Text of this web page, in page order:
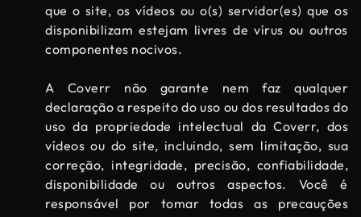
que o site, os vídeos ou o(s) servidor(es) que os
disponibilizam estejam livres de vírus ou outros
componentes nocivos.
A Coverr não garante nem faz qualquer
declaração a respeito do uso ou dos resultados do
uso da propriedade intelectual da Coverr, dos
vídeos ou do site, incluindo, sem limitação, sua
correção, integridade, precisão, confiabilidade,
disponibilidade ou outros aspectos. Você é
responsável por tomar todas as precauções